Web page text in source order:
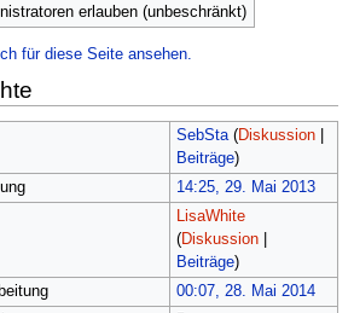
erlauben (unbeschränkt)
für diese Seite ansehen.
SebSta (Diskussion|
Beiträge)
14:25, 29. Mai 2013
LisaWhite
(Diskussion|
Beiträge)
00:07, 28. Mai 2014